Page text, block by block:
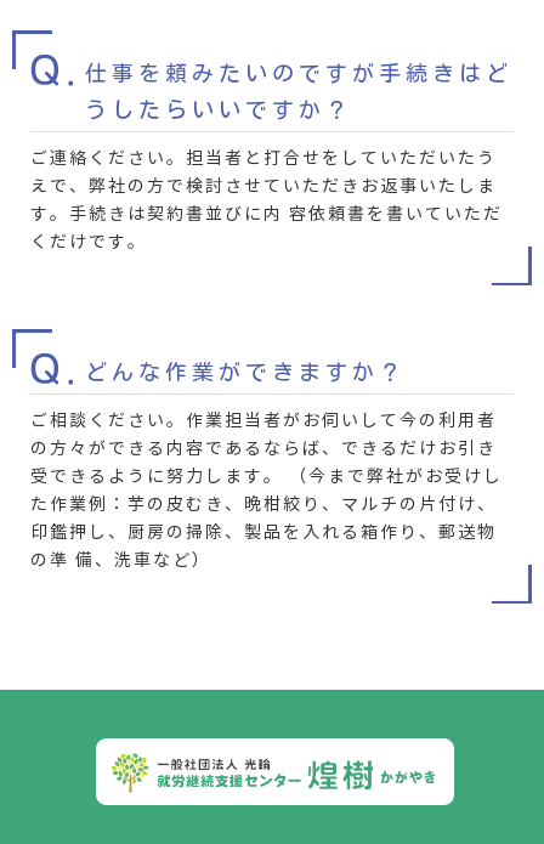
仕事を頼みたいのですが手続きはど
うしたらいいですか ？
ご連絡ください。担当者と打合せをしていただいたう
えで、弊社の方で検討させていただきお返事いたしま
す。手続きは契約書並びに内 容依頼書を書いていただ
くだけです。
どんな作業ができますか ？
ご相談ください。作業担当者がお伺いして今の利用者
の方々ができる内容であるならば、できるだけお引き
受できるように努力します。 （今まで弊社がお受けし
た作業例：芋の皮むき、晩柑絞り、マルチの片付け、
印鑑押し、厨房の掃除、製品を入れる箱作り、郵送物
の準 備、洗車など）